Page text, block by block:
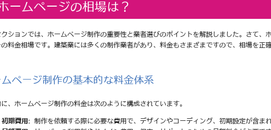
ームページの相場は？
ションでは、ホームページ制作の重要性と業者選びのポイントを解説しました。さて、
の料金相場です。建築業には多くの制作業者があり、料金もさまざまですので、相場を正
ページ制作の基本的な料金体系
、ホームページ制作の料金は次のように構成されています。
初期費用 : 制作を依頼する際に必要な費用で、デザインやコーディング、初期設定が含まれ